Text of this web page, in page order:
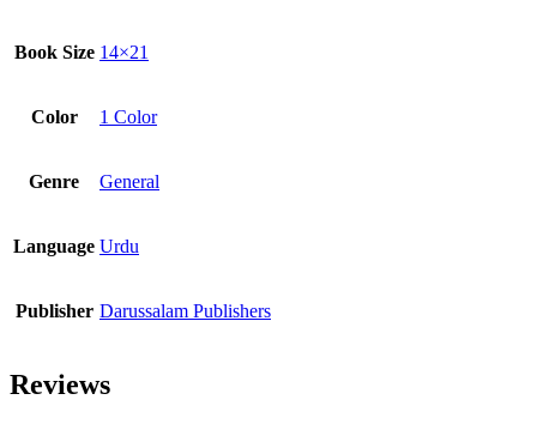
Book Size 14×21
Color 1 Color
Genre General
Language Urdu
Publisher Darussalam Publishers
Reviews